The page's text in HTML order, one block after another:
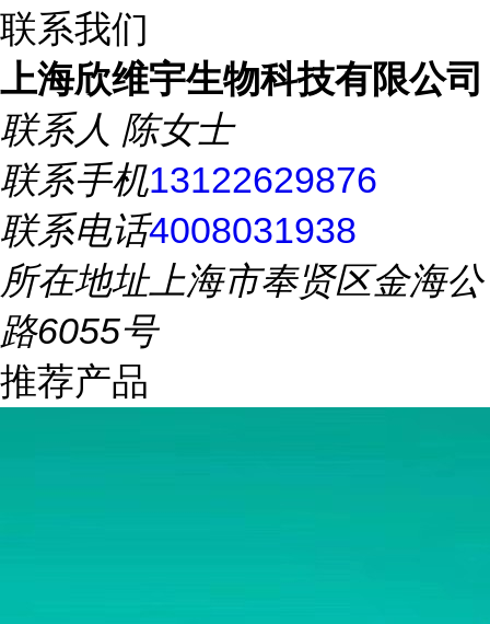
联系我们
上海欣维宇生物科技有限公司
联系人 陈女士
联系手机13122629876
联系电话4008031938
所在地址上海市奉贤区金海公
路6055号
推荐产品